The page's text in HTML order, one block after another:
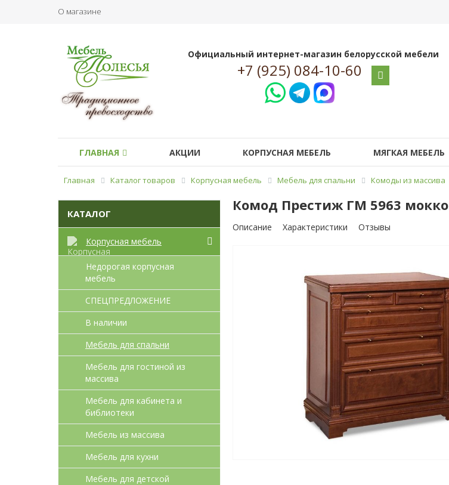
О магазине
Официальный интернет-магазин белорусской мебели
+7 (925) 084-10-60
ГЛАВНАЯ АКЦИИ КОРПУСНАЯ МЕБЕЛЬ МЯГКАЯ МЕБЕЛЬ
Главная Каталог товаров Корпусная мебель Мебель для спальни Комоды из массива
КАТАЛОГ
Корпусная мебель
Недорогая корпусная
мебель
СПЕЦПРЕДЛОЖЕНИЕ
В наличии
Мебель для спальни
Мебель для гостиной из
массива
Мебель для кабинета и
библиотеки
Мебель из массива
Мебель для кухни
Мебель для детcкой
Комод Престиж ГМ 5963 мокко
Описание Характеристики Отзывы